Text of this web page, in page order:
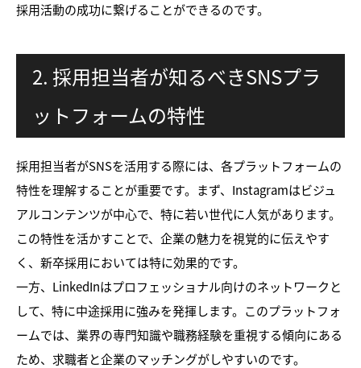
採用活動の成功に繋げることができるのです。
2. 採用担当者が知るべきSNSプラ
ットフォームの特性
採用担当者がSNSを活用する際には、各プラットフォームの
特性を理解することが重要です。まず、Instagramはビジュ
アルコンテンツが中心で、特に若い世代に人気があります。
この特性を活かすことで、企業の魅力を視覚的に伝えやす
く、新卒採用においては特に効果的です。
一方、LinkedInはプロフェッショナル向けのネットワークと
して、特に中途採用に強みを発揮します。このプラットフォ
ームでは、業界の専門知識や職務経験を重視する傾向にある
ため、求職者と企業のマッチングがしやすいのです。